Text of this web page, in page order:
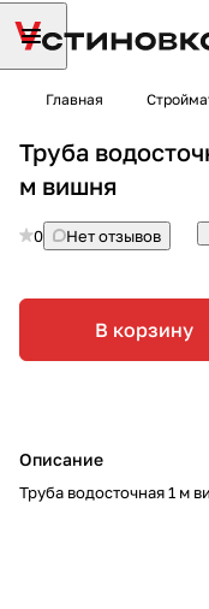
Главная
Труба
м вишня
0 Нет отзывов
В корзину
Описание
Труба водосточная 1 м